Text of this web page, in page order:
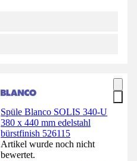
Spüle Blanco SOLIS 340-U
380 x 440 mm edelstahl
bürstfinish 526115
Artikel wurde noch nicht
bewertet.